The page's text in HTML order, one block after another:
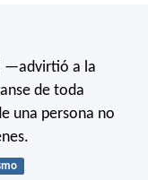
—advirtió a la
de toda
una persona no